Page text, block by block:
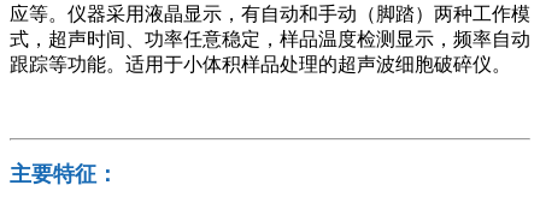
应等。仪器采用液晶显示，有自动和手动（脚踏）两种工作模
式，超声时间、功率任意稳定，样品温度检测显示，频率自动
跟踪等功能。适用于小体积样品处理的超声波细胞破碎仪。
主要特征：